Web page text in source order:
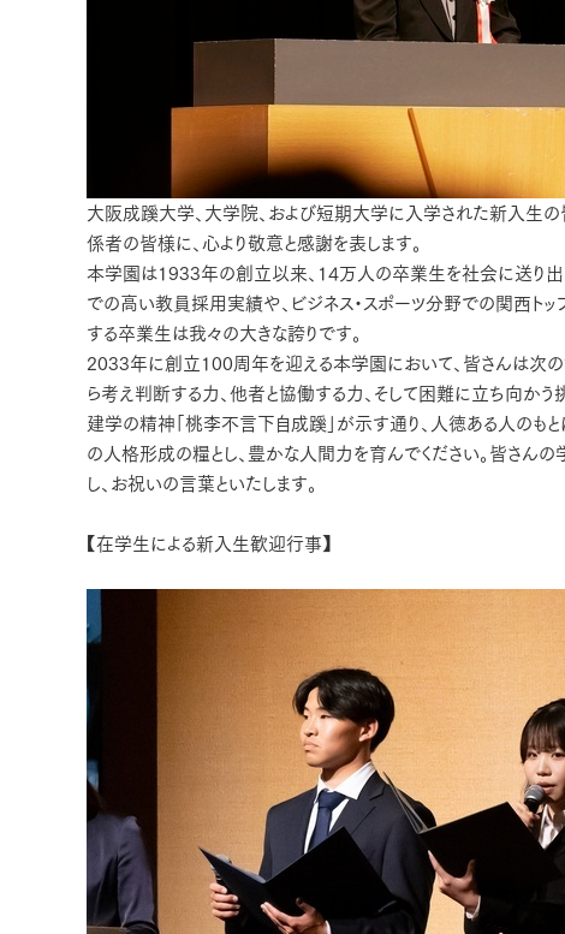
大阪成蹊大学、大学院、および短期大学に入学された新入生の
係者の皆様に、心より敬意と感謝を表します。
本学園は1933年の創立以来、14万人の卒業生を社会に送り出
での高い教員採用実績や、ビジネス・スポーツ分野での関西ト
する卒業生は我々の大きな誇りです。
2033年に創立100周年を迎える本学園において、皆さんは次
ら考え判断する力、他者と協働する力、そして困難に立ち向かう
建学の精神「桃李不言下自成蹊」が示す通り、人徳ある人のも
の人格形成の糧とし、豊かな人間力を育んでください。皆さん
し、お祝いの言葉といたします。
【在学生による新入生歓迎行事】